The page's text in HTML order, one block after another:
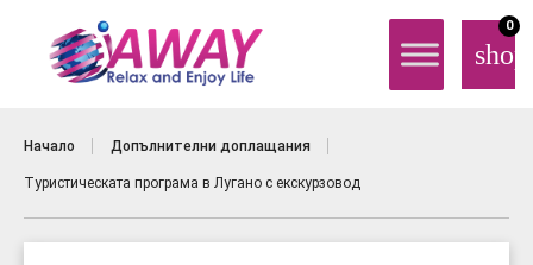
0
Начало Допълнителни доплащания
Туристическата програма в Лугано с екскурзовод